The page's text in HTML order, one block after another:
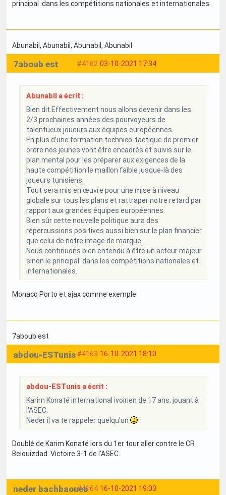
principal dans les compétitions nationales et internationales.
Abunabil , Abunabil , Abunabil , Abunabil
#4162 03-10-2021 17:34
7aboub est
Abunabil a écrit :
Bien dit.Effectivement nous allons devenir dans les
2/3 prochaines années des pourvoyeurs de
talentueux joueurs aux équipes européennes.
En plus d’une formation technico-tactique de premier
ordre nos jeunes vont être encadrés et suivis sur le
plan mental pour les préparer aux exigences de la
haute compétition le maillon faible jusque-là des
joueurs tunisiens.
Tout sera mis en œuvre pour une mise à niveau
globale sur tous les plans et rattraper notre retard par
rapport aux grandes équipes européennes.
Bien sûr cette nouvelle politique aura des
répercussions positives aussi bien sur le plan financier
que celui de notre image de marque.
Nous continuons bien entendu à être un acteur majeur
sinon le principal dans les compétitions nationales et
internationales.
Monaco Porto et ajax comme exemple
7aboub est
#4163 16-10-2021 18:10
abdou-ESTunis
abdou-ESTunis a écrit :
Karim Konaté international ivoirien de 17 ans, jouant à
l'ASEC.
Neder il va te rappeler quelqu'un
Doublé de Karim Konaté lors du 1er tour aller contre le CR
Belouizdad. Victoire 3-1 de l'ASEC.
#4164 16-10-2021 19:03
neder bachbaoueb